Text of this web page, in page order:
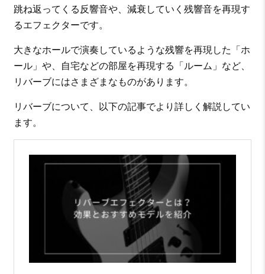
跳ね返ってくる反響音や、減衰していく残響音を再現す
るエフェクターです。
大きなホールで演奏しているような残響を再現した「ホ
ール」や、自宅などの部屋を再現する「ルーム」など、
リバーブにはさまざまなものがあります。
リバーブについて、以下の記事でより詳しく解説してい
ます。